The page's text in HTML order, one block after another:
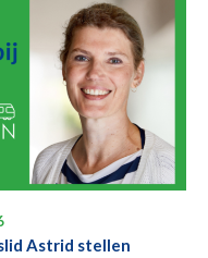
Astrid stellen